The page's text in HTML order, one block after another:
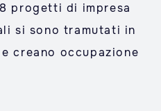
progetti di impresa
si sono tramutati in
creano occupazione